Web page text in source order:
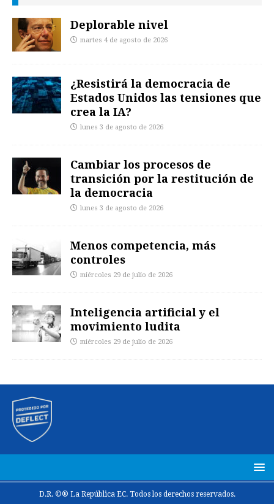
Deplorable nivel
martes 4 de agosto de 2026
¿Resistirá la democracia de
Estados Unidos las tensiones que
crea la IA?
lunes 3 de agosto de 2026
Cambiar los procesos de
transición por la restitución de
la democracia
lunes 3 de agosto de 2026
Menos competencia, más
controles
miércoles 29 de julio de 2026
Inteligencia artificial y el
movimiento ludita
miércoles 29 de julio de 2026
D.R. ©® La República EC. Todos los derechos reservados.